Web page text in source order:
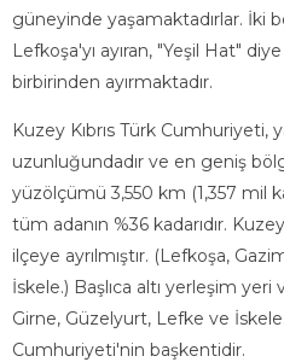
güneyinde yaşamaktadırlar. İki
Lefkoşa'yı ayıran, "Yeşil Hat"
birbirinden ayırmaktadır.
Kuzey Kıbrıs Türk Cumhuriyeti,
uzunluğundadır ve en geniş
yüzölçümü 3,550 km (1,357 mil
tüm adanın %36 kadarıdır.
ilçeye ayrılmıştır. (Lefkoşa,
İskele.) Başlıca altı yerleşim yeri
Girne, Güzelyurt, Lefke ve
Cumhuriyeti'nin başkentidir.